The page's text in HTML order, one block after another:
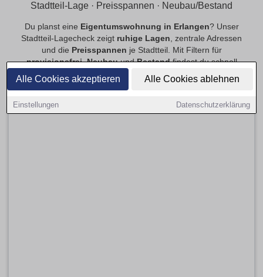
Alle Cookies akzeptieren Alle Cookies ablehnen
Einstellungen Datenschutzerklärung
Stadtteil-Lage · Preisspannen · Neubau/Bestand
Du planst eine Eigentumswohnung in Erlangen? Unser
Stadtteil-Lagecheck zeigt ruhige Lagen , zentrale Adressen
und die Preisspannen je Stadtteil. Mit Filtern für
provisionsfrei,NeubauundBestandfindest du schnell
passende Angebote.